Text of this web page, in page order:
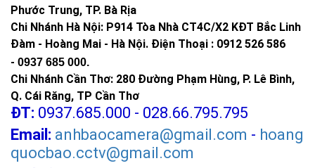
Chiếu sáng đường làng, lối đi nông thôn
Lắp đèn NLMT 500W trên các trụ cao 5–6m
Phước Trung, TP. Bà Rịa
Chi Nhánh Hà Nội: P914 Tòa Nhà CT4C/X2 KĐT Bắc Linh
Đàm - Hoàng Mai - Hà Nội. Điện Thoại : 0912 526 586
- 0937 685 000.
Chi Nhánh Cần Thơ: 280 Đường Phạm Hùng, P. Lê Bình,
Q. Cái Răng, TP Cần Thơ
ĐT: 0937.685.000 - 028.66.795.795
Email: anhbaocamera@gmail.com - hoang
quocbao.cctv@gmail.com